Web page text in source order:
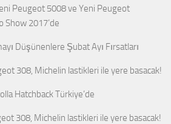
Peugeot 5008 ve Yeni Peugeot
Show 2017’de
Düşünenlere Şubat Ayı Fırsatları
308, Michelin lastikleri ile yere basacak!
Hatchback Türkiye’de
308, Michelin lastikleri ile yere basacak!